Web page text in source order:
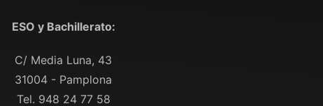
ESO y Bachillerato:
C/ Media Luna, 43
31004 - Pamplona
Tel. 948 24 77 58